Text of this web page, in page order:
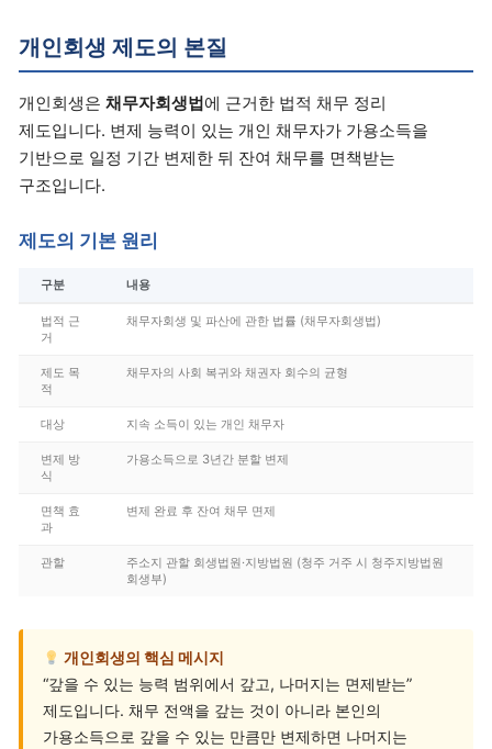
개인회생 제도의 본질
개인회생은 채무자회생법에 근거한 법적 채무 정리
제도입니다. 변제 능력이 있는 개인 채무자가 가용소득을
기반으로 일정 기간 변제한 뒤 잔여 채무를 면책받는
구조입니다.
제도의 기본 원리
구분 내용
법적 근
거
채무자회생 및 파산에 관한 법률 (채무자회생법)
제도 목
적
채무자의 사회 복귀와 채권자 회수의 균형
대상 지속 소득이 있는 개인 채무자
변제 방
식
가용소득으로 3년간 분할 변제
면책 효
과
변제 완료 후 잔여 채무 면제
관할
주소지 관할 회생법원·지방법원 (청주 거주 시 청주지방법원
회생부)
개인회생의 핵심 메시지
“갚을 수 있는 능력 범위에서 갚고, 나머지는 면제받는”
제도입니다. 채무 전액을 갚는 것이 아니라 본인의
가용소득으로 갚을 수 있는 만큼만 변제하면 나머지는